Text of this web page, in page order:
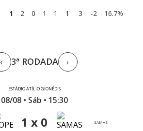
1 2 0 1 1 1 3 -2 16.7%
‹ 3ª RODADA ›
ESTÁDIO ATÍLIO GIONÉDIS
08/08 • Sáb • 15:30
1 x 0 SAMAS